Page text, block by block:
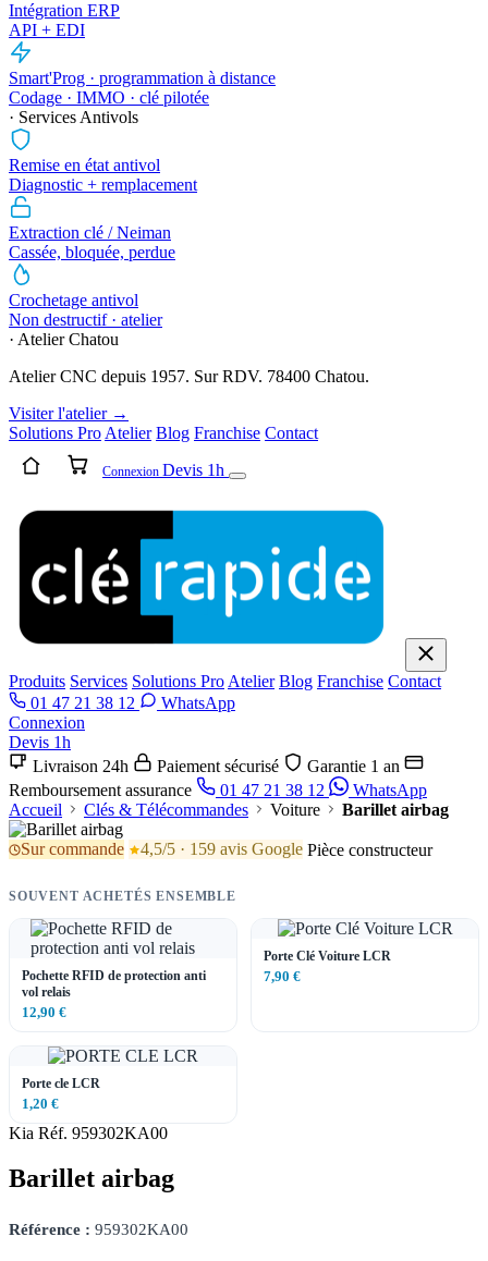
Intégration ERP
API + EDI
Smart'Prog · programmation à distance
Codage · IMMO · clé pilotée
· Services Antivols
Remise en état antivol
Diagnostic + remplacement
Extraction clé / Neiman
Cassée, bloquée, perdue
Crochetage antivol
Non destructif · atelier
· Atelier Chatou
Atelier CNC depuis 1957. Sur RDV. 78400 Chatou.
Visiter l'atelier →
Solutions Pro Atelier Blog Franchise Contact
Connexion Devis 1h
Produits Services Solutions Pro Atelier Blog Franchise Contact
01 47 21 38 12
WhatsApp
Connexion
Devis 1h
Livraison 24h
Paiement sécurisé
Garantie 1 an
Remboursement assurance
01 47 21 38 12
WhatsApp
Accueil
Clés & Télécommandes Voiture Barillet airbag
Sur commande 4,5/5 · 159 avis Google Pièce constructeur
SOUVENT ACHETÉS ENSEMBLE
Pochette RFID de protection anti
vol relais
12,90 €
Porte Clé Voiture LCR
7,90 €
Porte cle LCR
1,20 €
Kia Réf. 959302KA00
Barillet airbag
Référence : 959302KA00